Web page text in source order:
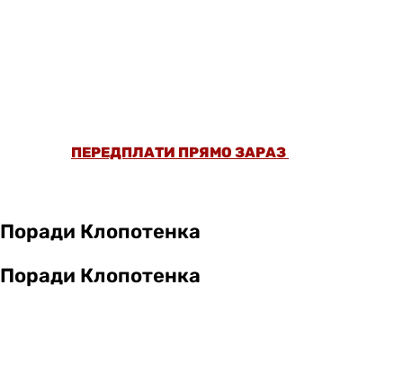
ПЕРЕДПЛАТИ ПРЯМО ЗАРАЗ
Поради Клопотенка
Поради Клопотенка